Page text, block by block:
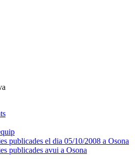
publicades el dia 05/10/2008 a Osona
publicades avui a Osona